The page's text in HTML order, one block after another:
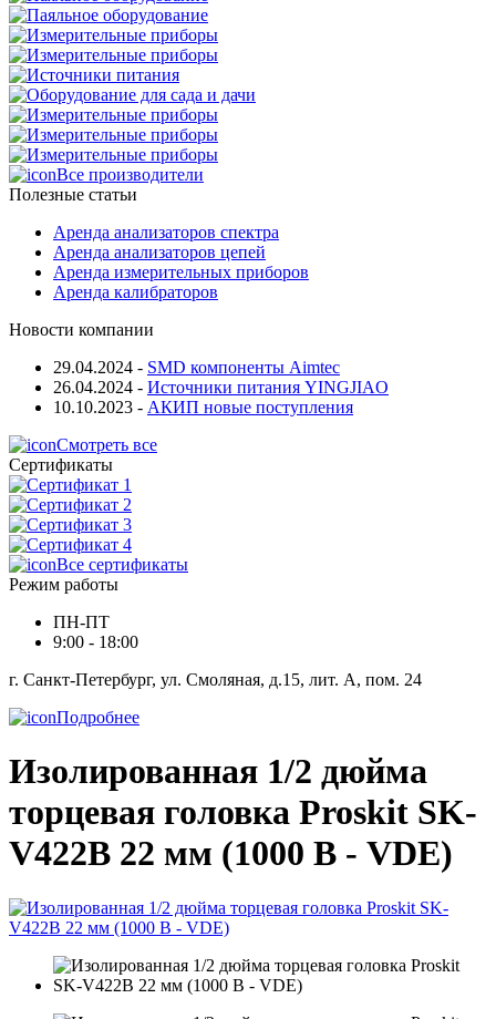
Все производители
Полезные статьи
Аренда анализаторов спектра
Аренда анализаторов цепей
Аренда измерительных приборов
Аренда калибраторов
Новости компании
29.04.2024 - SMD компоненты Aimtec
26.04.2024 - Источники питания YINGJIAO
10.10.2023 - АКИП новые поступления
Смотреть все
Сертификаты
Все сертификаты
Режим работы
ПН-ПТ
9:00 - 18:00
г. Санкт-Петербург, ул. Смоляная, д.15, лит. А, пом. 24
Подробнее
Изолированная 1/2 дюйма
торцевая головка Proskit SK-
V422B 22 мм (1000 В - VDE)